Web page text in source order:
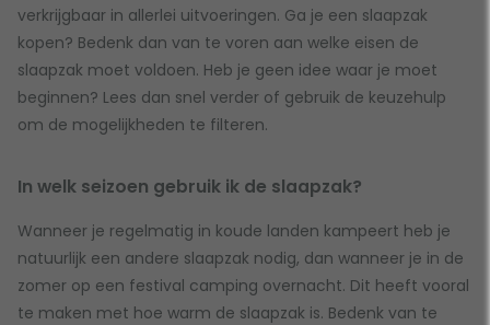
verkrijgbaar in allerlei uitvoeringen. Ga je een slaapzak
kopen? Bedenk dan van te voren aan welke eisen de
slaapzak moet voldoen. Heb je geen idee waar je moet
beginnen? Lees dan snel verder of gebruik de keuzehulp
om de mogelijkheden te filteren.
In welk seizoen gebruik ik de slaapzak?
Wanneer je regelmatig in koude landen kampeert heb je
natuurlijk een andere slaapzak nodig, dan wanneer je in de
zomer op een festival camping overnacht. Dit heeft vooral
te maken met hoe warm de slaapzak is. Bedenk van te